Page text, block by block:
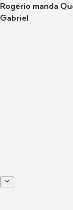
Rogério manda
Gabriel